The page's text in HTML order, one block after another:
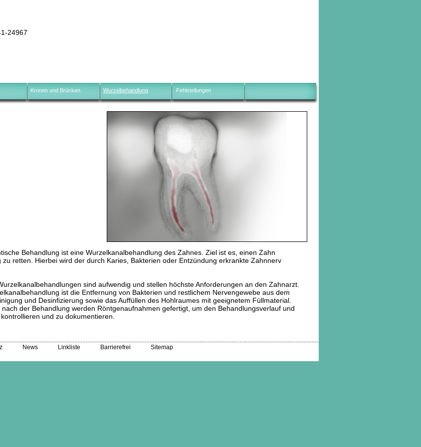
24967
Kronen und Brücken Wurzelbehandlung
Fehlstellungen
Behandlung ist eine Wurzelkanalbehandlung des Zahnes. Ziel ist es, einen Zahn
zu retten. Hierbei wird der durch Karies, Bakterien oder Entzündung erkrankte Zahnnerv
sind aufwendig und stellen höchste Anforderungen an den Zahnarzt.
ist die Entfernung von Bakterien und restlichem Nervengewebe aus dem
und Desinfizierung sowie das Auffüllen des Hohlraumes mit geeignetem Füllmaterial.
der Behandlung werden Röntgenaufnahmen gefertigt, um den Behandlungsverlauf und
und zu dokumentieren.
News Linkliste Barrierefrei Sitemap